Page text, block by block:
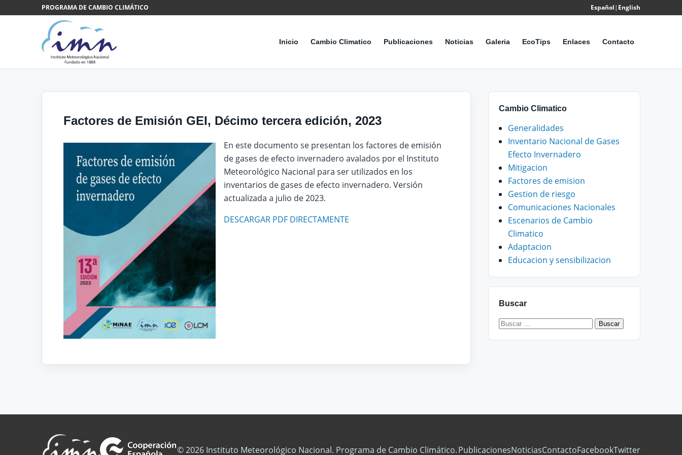
Saltar al contenidoPROGRAMA DE CAMBIO CLIMÁTICO Español| English
Inicio Cambio Climatico Publicaciones Noticias Galeria EcoTips Enlaces Contacto
Factores de Emisión GEI, Décimo tercera edición, 2023
En este documento se presentan los factores de emisión
de gases de efecto invernadero avalados por el Instituto
Meteorológico Nacional para ser utilizados en los
inventarios de gases de efecto invernadero. Versión
actualizada a julio de 2023.
DESCARGAR PDF DIRECTAMENTE
Cambio Climatico
Generalidades
Inventario Nacional de Gases
Efecto Invernadero
Mitigacion
Factores de emision
Gestion de riesgo
Comunicaciones Nacionales
Escenarios de Cambio
Climatico
Adaptacion
Educacion y sensibilizacion
Buscar
Buscar:
© 2026 Instituto Meteorológico Nacional. Programa de Cambio Climático.PublicacionesNoticiasContactoFacebookTwitter